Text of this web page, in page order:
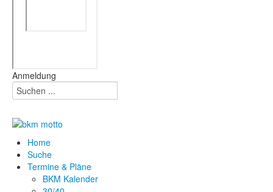
Anmeldung
Home
Suche
Termine & Pläne
BKM Kalender